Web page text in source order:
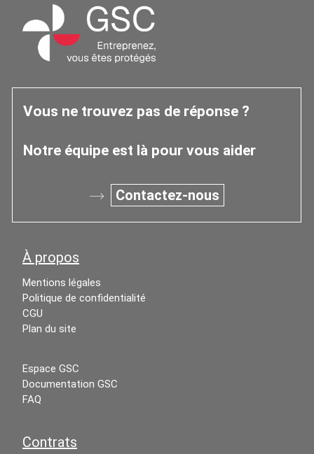
Vous ne trouvez pas de réponse ?
Notre équipe est là pour vous aider
Contactez-nous
À propos
Mentions légales
Politique de confidentialité
CGU
Plan du site
Espace GSC
Documentation GSC
FAQ
Contrats